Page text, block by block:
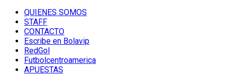
QUIENES SOMOS
STAFF
CONTACTO
Escribe en Bolavip
RedGol
Futbolcentroamerica
APUESTAS